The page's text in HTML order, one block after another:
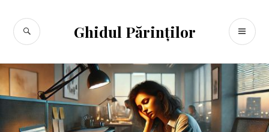
conținut
Ghidul Părinților
CĂUTARE